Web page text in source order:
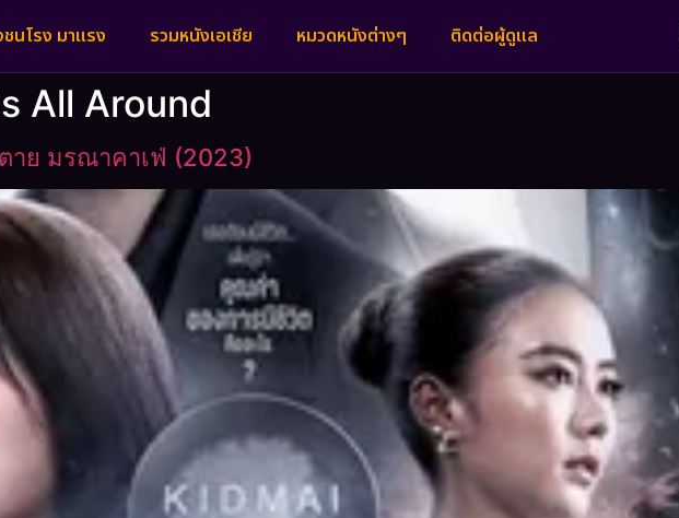
นโรง มาแรง รวมหนังเอเชีย หมวดหนังต่างๆ ติดต่อผู้ดูแล
All Around
าย มรณาคาเฟ่ (2023)